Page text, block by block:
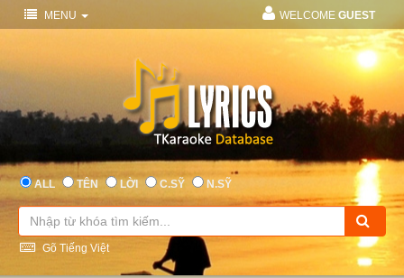
MENU WELCOME GUEST
ALL TÊN LỜI C.SỸ N.SỸ
Gõ Tiếng Việt